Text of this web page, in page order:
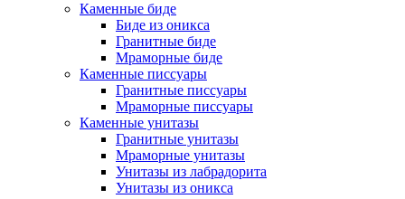
Каменные биде
Биде из оникса
Гранитные биде
Мраморные биде
Каменные писсуары
Гранитные писсуары
Мраморные писсуары
Каменные унитазы
Гранитные унитазы
Мраморные унитазы
Унитазы из лабрадорита
Унитазы из оникса